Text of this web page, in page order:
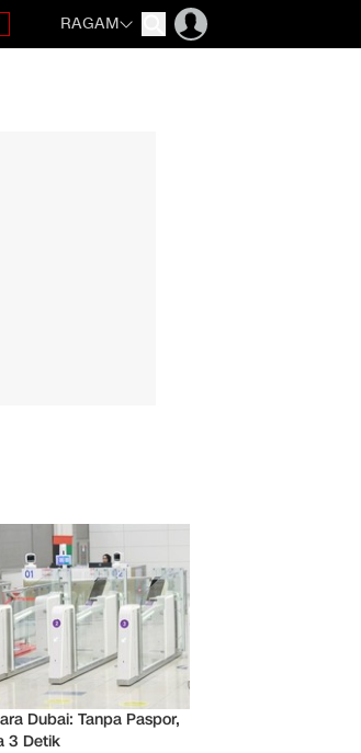
RAGAM
Dubai: Tanpa Paspor,
3 Detik